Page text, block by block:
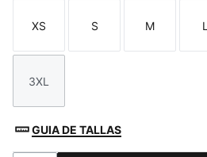
Talla
XS
Talla
S
Talla
M L
Talla
3XL
GUIA DE TALLAS